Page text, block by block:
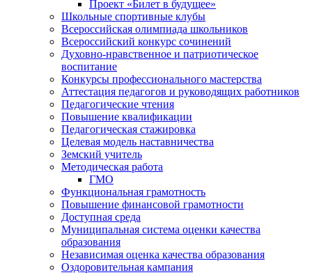
Проект «Билет в будущее»
Школьные спортивные клубы
Всероссийская олимпиада школьников
Всероссийский конкурс сочинений
Духовно-нравственное и патриотическое
воспитание
Конкурсы профессионального мастерства
Аттестация педагогов и руководящих работников
Педагогические чтения
Повышение квалификации
Педагогическая стажировка
Целевая модель наставничества
Земский учитель
Методическая работа
ГМО
Функциональная грамотность
Повышение финансовой грамотности
Доступная среда
Муниципальная система оценки качества
образования
Независимая оценка качества образования
Оздоровительная кампания